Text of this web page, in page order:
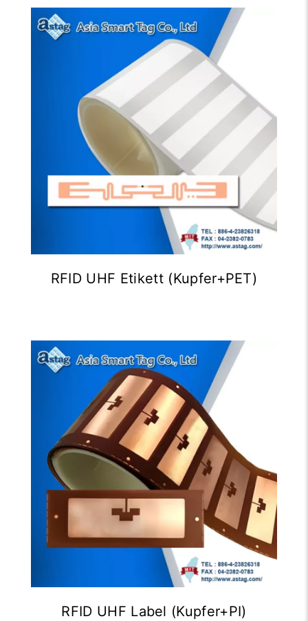
RFID UHF Etikett (Kupfer+PET)
RFID UHF Label (Kupfer+PI)